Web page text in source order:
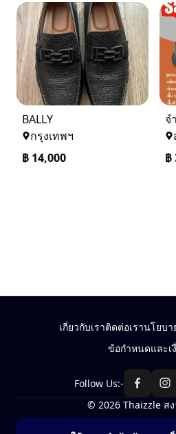
BALLY
กรุงเทพฯ
฿ 14,000
จ
฿
เกี่ยวกับเราติดต่อเรานโยบา
ข้อกำหนดและเ
Follow Us:-
© 2026 Thaizzle ส